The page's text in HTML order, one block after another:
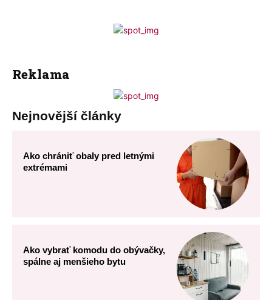
Reklama
Nejnovější články
Ako chrániť obaly pred letnými
extrémami
Ako vybrať komodu do obývačky,
spálne aj menšieho bytu